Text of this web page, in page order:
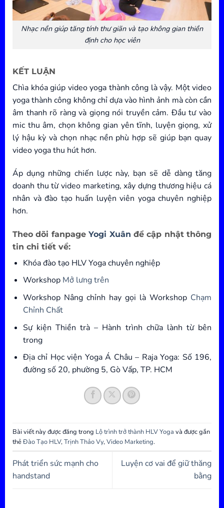
Nhạc nền giúp tăng tính thư giãn và tạo không gian thiền
định cho học viên
KẾT LUẬN
Chìa khóa giúp video yoga thành công là vậy. Một video
yoga thành công không chỉ dựa vào hình ảnh mà còn cần
âm thanh rõ ràng và giọng nói truyền cảm. Đầu tư vào
mic thu âm, chọn không gian yên tĩnh, luyện giọng, xử
lý hậu kỳ và chọn nhạc nền phù hợp sẽ giúp bạn quay
video yoga thu hút hơn.
Áp dụng những chiến lược này, bạn sẽ dễ dàng tăng
doanh thu từ video marketing, xây dựng thương hiệu cá
nhân và đào tạo huấn luyện viên yoga chuyên nghiệp
hơn.
Theo dõi fanpageYogi Xuân để cập nhật thông
tin chi tiết về:
Khóa đào tạo HLV Yoga chuyên nghiệp
Workshop Mở lưng trên
Workshop Nâng chỉnh hay gọi là Workshop Chạm
Chỉnh Chất
Sự kiện Thiền trà – Hành trình chữa lành từ bên
trong
Địa chỉ Học viện Yoga Á Châu – Raja Yoga: Số 196,
đường số 20, phường 5, Gò Vấp, TP. HCM
Bài viết này được đăng trong Lộ trình trở thành HLV Yoga và được gắn
thẻĐào Tạo HLV,Trịnh Thảo Vy,Video Marketing.
Phát triển sức mạnh cho
handstand
Luyện cơ vai để giữ thăng
bằng